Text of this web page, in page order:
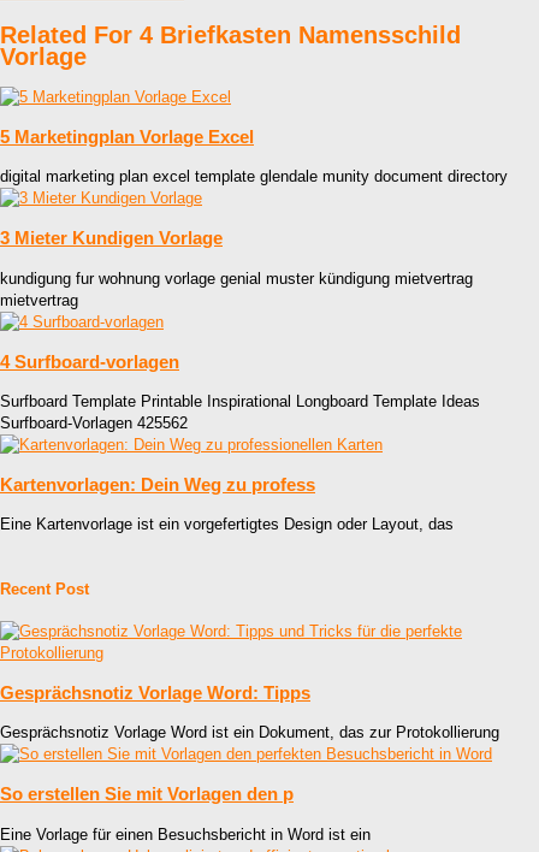
Related For 4 Briefkasten Namensschild
Vorlage
5 Marketingplan Vorlage Excel
digital marketing plan excel template glendale munity document directory
3 Mieter Kundigen Vorlage
kundigung fur wohnung vorlage genial muster kündigung mietvertrag
mietvertrag
4 Surfboard-vorlagen
Surfboard Template Printable Inspirational Longboard Template Ideas
Surfboard-Vorlagen 425562
Kartenvorlagen: Dein Weg zu profess
Eine Kartenvorlage ist ein vorgefertigtes Design oder Layout, das
Recent Post
Gesprächsnotiz Vorlage Word: Tipps
Gesprächsnotiz Vorlage Word ist ein Dokument, das zur Protokollierung
So erstellen Sie mit Vorlagen den p
Eine Vorlage für einen Besuchsbericht in Word ist ein